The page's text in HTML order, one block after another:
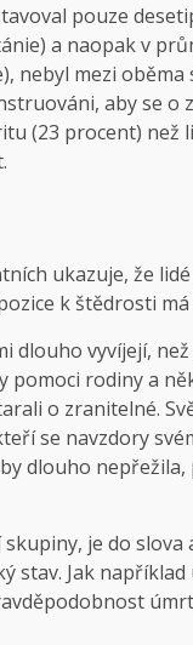
pouze
a naopak v
nebyl mezi
aby se
(23 procent)
ukazuje, že
k štědrosti
dlouho vyvíjejí,
rodiny a
o zranitelné.
se navzdory
dlouho
je do
stav. Jak